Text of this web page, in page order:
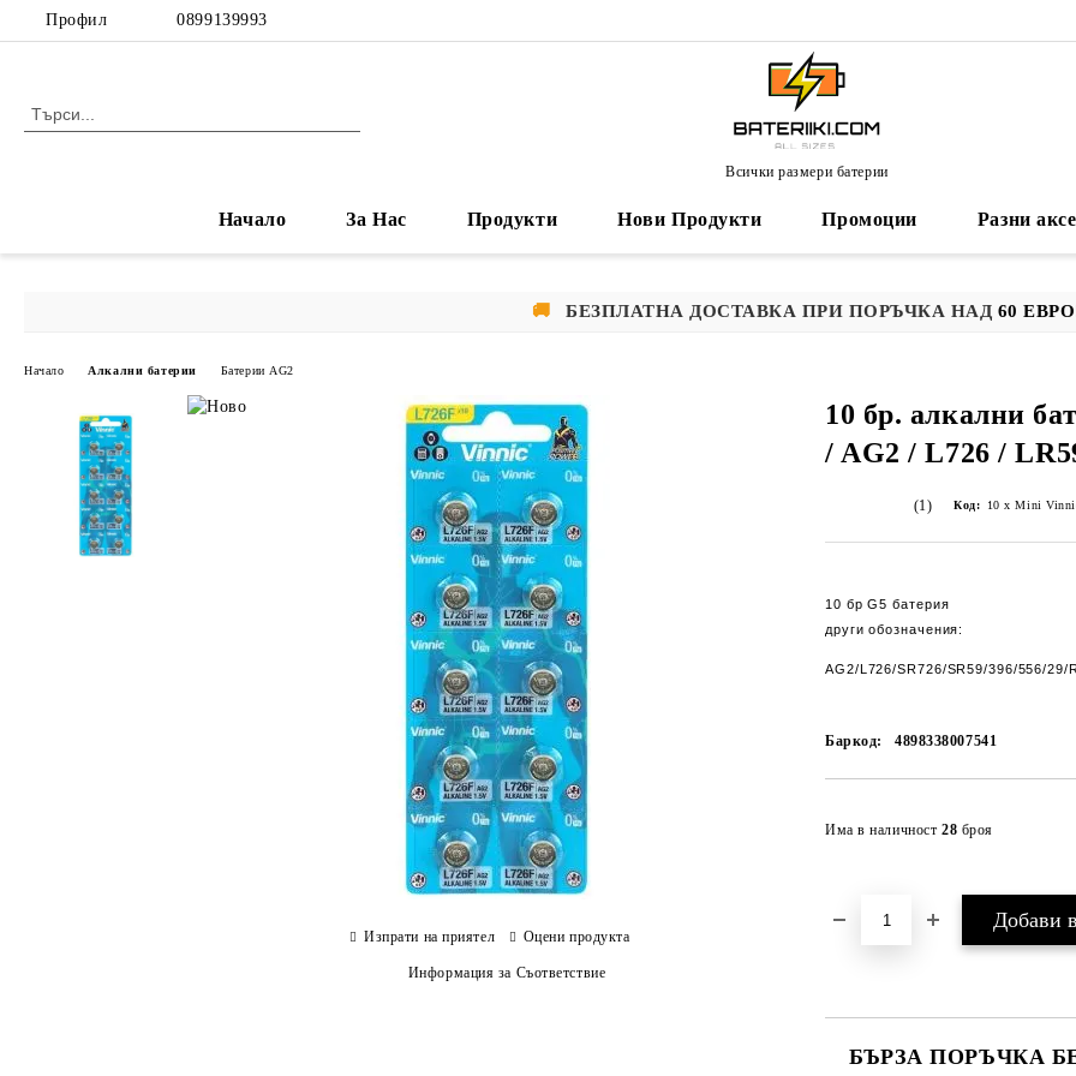
Профил 0899139993
Всички размери батерии
Начало За Нас Продукти Нови Продукти Промоции Разни
🚚 БЕЗПЛАТНА ДОСТАВКА ПРИ ПОРЪЧКА НАД 60 ЕВРО
Начало Алкални батерии Батерии AG2
10 бр. алкални
/ AG2 / L726 /
(1) Код: 10 x Mini
10 бр G5 батерия
други обозначения:
AG2/L726/SR726/SR59/396/556/29/
Баркод: 4898338007541
Има в наличност 28 броя
БЪРЗА ПОРЪЧКА
Изпрати на приятел Оцени продукта
Информация за Съответствие